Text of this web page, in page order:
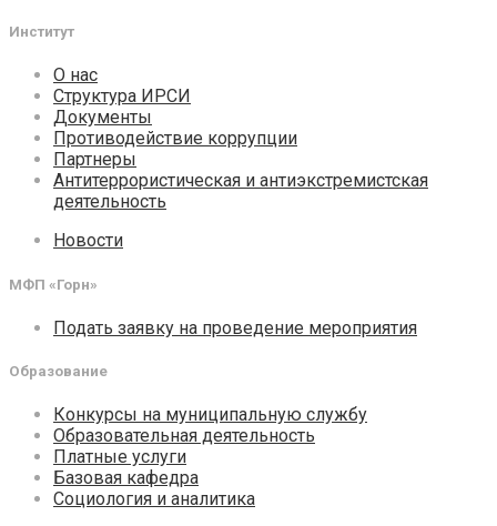
Институт
О нас
Структура ИРСИ
Документы
Противодействие коррупции
Партнеры
Антитеррористическая и антиэкстремистская
деятельность
Новости
МФП «Горн»
Подать заявку на проведение мероприятия
Образование
Конкурсы на муниципальную службу
Образовательная деятельность
Платные услуги
Базовая кафедра
Социология и аналитика